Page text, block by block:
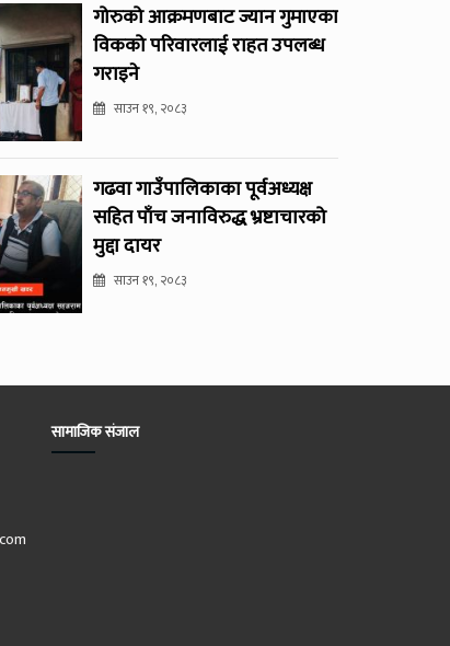
गोरुको आक्रमणबाट ज्यान गुमाएका
विकको परिवारलाई राहत उपलब्ध
गराइने
साउन १९, २०८३
गढवा गाउँपालिकाका पूर्वअध्यक्ष
सहित पाँच जनाविरुद्ध भ्रष्टाचारको
मुद्दा दायर
साउन १९, २०८३
सामाजिक संजाल